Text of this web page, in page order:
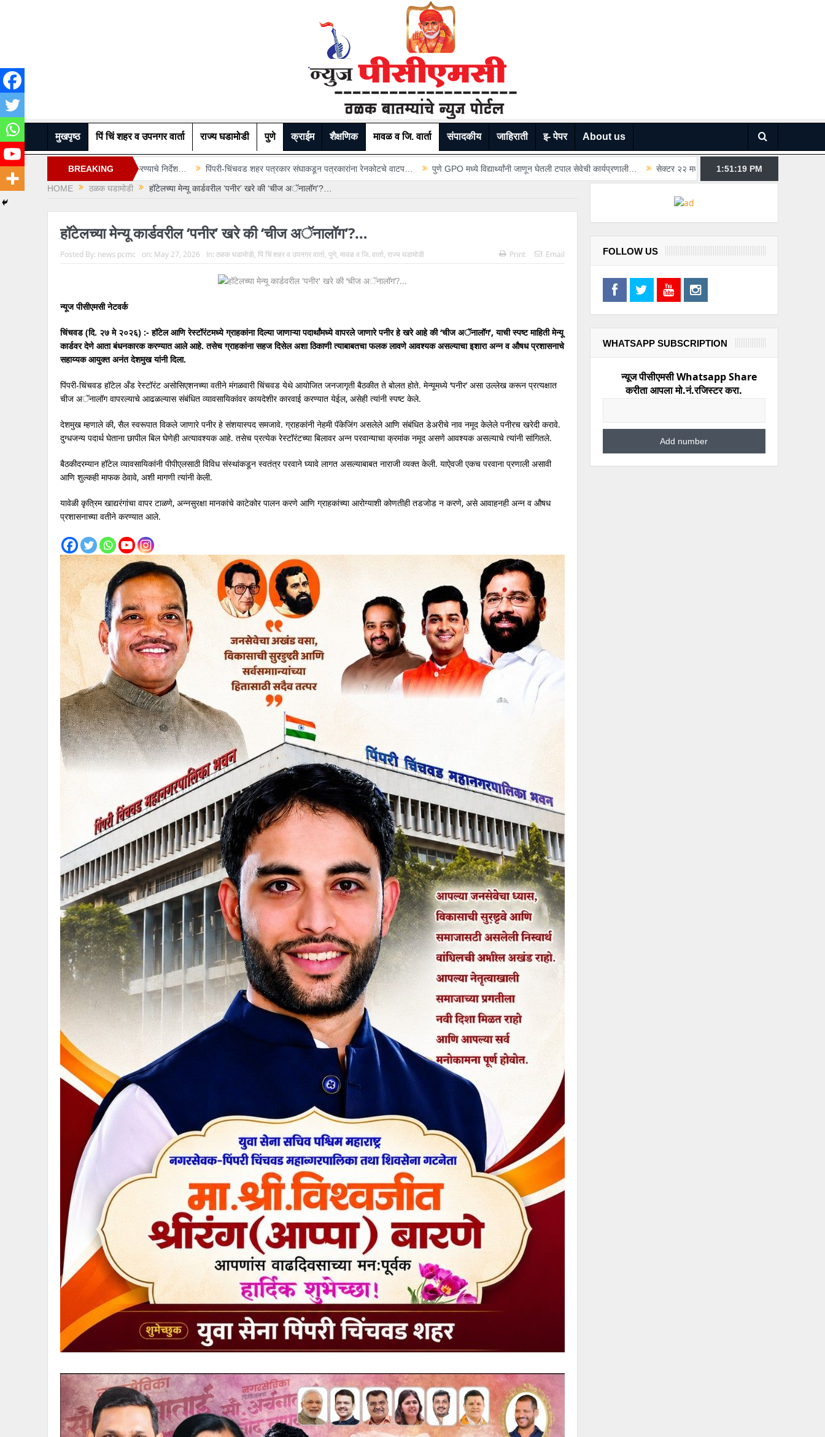
मुखपृष्ठ पिं चिं शहर व उपनगर वार्ता राज्य घडामोडी पुणे क्राईम शैक्षणिक मावळ व जि. वार्ता संपादकीय जाहिराती इ- पेपर About us
BREAKING
NEWS
तलाव सुरू करण्याचे निर्देश… पिंपरी-चिंचवड शहर पत्रकार संघाकडून पत्रकारांना रेनकोटचे वाटप… पुणे GPO मध्ये विद्यार्थ्यांनी जाणून घेतली टपाल सेवेची कार्यप्रणाली… सेक्टर २२ मधील पूरस्थितीची महापौरांकडून पाहणी; पीसीएमसी कॉलनी दुरुस्तीचे
1:51:21PM
HOME
ठळक घडामोडी हॉटेलच्या मेन्यू कार्डवरील ‘पनीर’ खरे की ‘चीज अॅनालॉग’?…
हॉटेलच्या मेन्यू कार्डवरील ‘पनीर’ खरे की ‘चीज अॅनालॉग’?…
Posted By: news pcmc on: May 27, 2026 In: ठळक घडामोडी, पिं चिं शहर व उपनगर वार्ता, पुणे, मावळ व जि. वार्ता, राज्य घडामोडी Print Email
न्यूज पीसीएमसी नेटवर्क
चिंचवड (दि. २७ मे २०२६) :- हॉटेल आणि रेस्टॉरंटमध्ये ग्राहकांना दिल्या जाणाऱ्या पदार्थांमध्ये वापरले जाणारे पनीर हे खरे आहे की ‘चीज अॅनालॉग’, याची स्पष्ट माहिती मेन्यू
कार्डवर देणे आता बंधनकारक करण्यात आले आहे. तसेच ग्राहकांना सहज दिसेल अशा ठिकाणी त्याबाबतचा फलक लावणे आवश्यक असल्याचा इशारा अन्न व औषध प्रशासनाचे
सहाय्यक आयुक्त अनंत देशमुख यांनी दिला.
पिंपरी-चिंचवड हॉटेल अँड रेस्टॉरंट असोसिएशनच्या वतीने मंगळवारी चिंचवड येथे आयोजित जनजागृती बैठकीत ते बोलत होते. मेन्यूमध्ये ‘पनीर’ असा उल्लेख करून प्रत्यक्षात
चीज अॅनालॉग वापरल्याचे आढळल्यास संबंधित व्यावसायिकांवर कायदेशीर कारवाई करण्यात येईल, असेही त्यांनी स्पष्ट केले.
देशमुख म्हणाले की, सैल स्वरूपात विकले जाणारे पनीर हे संशयास्पद समजावे. ग्राहकांनी नेहमी पॅकेजिंग असलेले आणि संबंधित डेअरीचे नाव नमूद केलेले पनीरच खरेदी करावे.
दुग्धजन्य पदार्थ घेताना छापील बिल घेणेही अत्यावश्यक आहे. तसेच प्रत्येक रेस्टॉरंटच्या बिलावर अन्न परवान्याचा क्रमांक नमूद असणे आवश्यक असल्याचे त्यांनी सांगितले.
बैठकीदरम्यान हॉटेल व्यावसायिकांनी पीपीएलसाठी विविध संस्थांकडून स्वतंत्र परवाने घ्यावे लागत असल्याबाबत नाराजी व्यक्त केली. याऐवजी एकच परवाना प्रणाली असावी
आणि शुल्कही माफक ठेवावे, अशी मागणी त्यांनी केली.
यावेळी कृत्रिम खाद्यरंगांचा वापर टाळणे, अन्नसुरक्षा मानकांचे काटेकोर पालन करणे आणि ग्राहकांच्या आरोग्याशी कोणतीही तडजोड न करणे, असे आवाहनही अन्न व औषध
प्रशासनाच्या वतीने करण्यात आले.
FOLLOW US
WHATSAPP SUBSCRIPTION
न्यूज पीसीएमसी Whatsapp Share
करीता आपला मो.नं.रजिस्टर करा.